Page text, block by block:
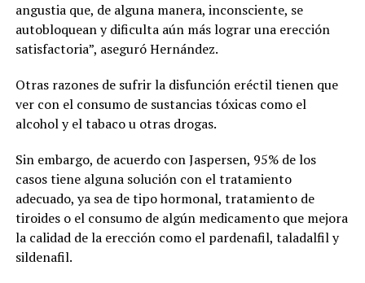
angustia que, de alguna manera, inconsciente, se
autobloquean y dificulta aún más lograr una erección
satisfactoria”, aseguró Hernández.
Otras razones de sufrir la disfunción eréctil tienen que
ver con el consumo de sustancias tóxicas como el
alcohol y el tabaco u otras drogas.
Sin embargo, de acuerdo con Jaspersen, 95% de los
casos tiene alguna solución con el tratamiento
adecuado, ya sea de tipo hormonal, tratamiento de
tiroides o el consumo de algún medicamento que mejora
la calidad de la erección como el pardenafil, taladalfil y
sildenafil.